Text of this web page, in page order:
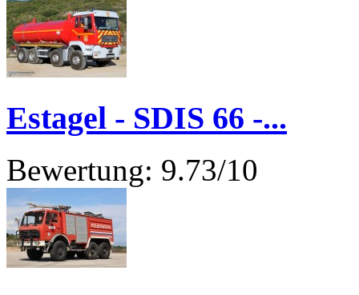
Estagel - SDIS 66 -...
Bewertung: 9.73/10